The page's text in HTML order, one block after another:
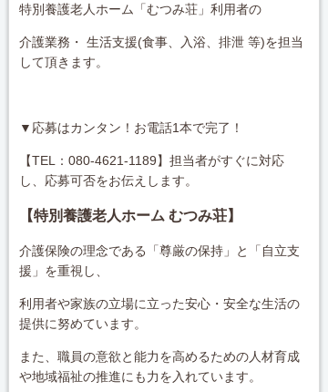
特別養護老人ホーム「むつみ荘」利用者の
介護業務・ 生活支援(食事、入浴、排泄 等)を担当
して頂きます。
▼応募はカンタン！お電話1本で完了！
【TEL：080-4621-1189】担当者がすぐに対応
し、応募可否をお伝えします。
【特別養護老人ホーム むつみ荘】
介護保険の理念である「尊厳の保持」と「自立支
援」を重視し、
利用者や家族の立場に立った安心・安全な生活の
提供に努めています。
また、職員の意欲と能力を高めるための人材育成
や地域福祉の推進にも力を入れています。